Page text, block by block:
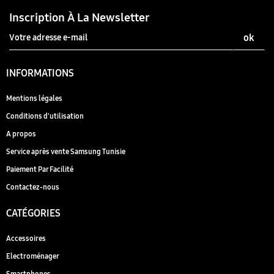
Inscription À La Newsletter
INFORMATIONS
Mentions légales
Conditions d'utilisation
A propos
Service après vente Samsung Tunisie
Paiement Par Facilité
Contactez-nous
CATÉGORIES
Accessoires
Electroménager